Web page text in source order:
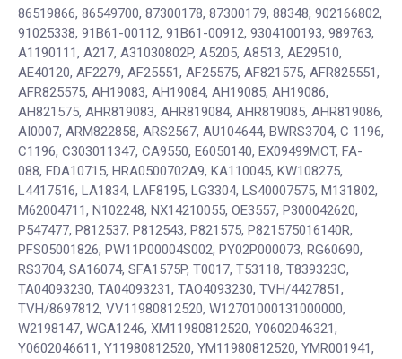
86519866, 86549700, 87300178, 87300179, 88348, 902166802,
91025338, 91B61-00112, 91B61-00912, 9304100193, 989763,
A1190111, A217, A31030802P, A5205, A8513, AE29510,
AE40120, AF2279, AF25551, AF25575, AF821575, AFR825551,
AFR825575, AH19083, AH19084, AH19085, AH19086,
AH821575, AHR819083, AHR819084, AHR819085, AHR819086,
AI0007, ARM822858, ARS2567, AU104644, BWRS3704, C 1196,
C1196, C303011347, CA9550, E6050140, EX09499MCT, FA-
088, FDA10715, HRA0500702A9, KA110045, KW108275,
L4417516, LA1834, LAF8195, LG3304, LS40007575, M131802,
M62004711, N102248, NX14210055, OE3557, P300042620,
P547477, P812537, P812543, P821575, P821575016140R,
PFS05001826, PW11P00004S002, PY02P000073, RG60690,
RS3704, SA16074, SFA1575P, T0017, T53118, T839323C,
TA04093230, TA04093231, TAO4093230, TVH/4427851,
TVH/8697812, VV11980812520, W12701000131000000,
W2198147, WGA1246, XM11980812520, Y0602046321,
Y0602046611, Y11980812520, YM11980812520, YMR001941,